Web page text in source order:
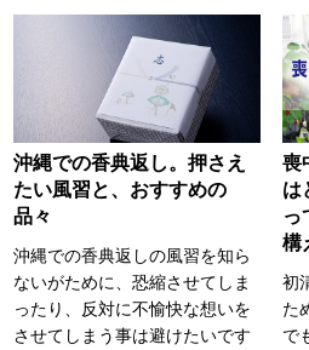
沖縄での香典返し。押さえ
たい風習と、おすすめの
品々
沖縄での香典返しの風習を知ら
ないがために、恐縮させてしま
ったり、反対に不愉快な想いを
させてしまう事は避けたいです
喪
は
っ
構
初
た
で